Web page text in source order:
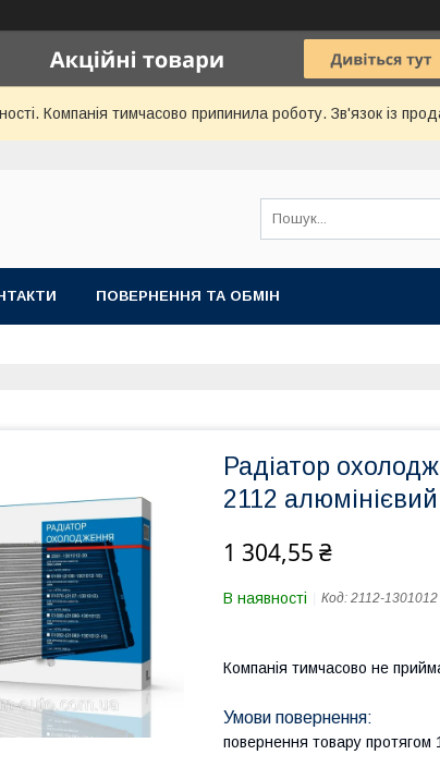
Компанія тимчасово припинила роботу. Зв'язок із
ПОВЕРНЕННЯ ТА ОБМІН
Радіатор
2112 алюмінієвий
1 304,55 ₴
В наявності Код: 2112-1301012
Компанія тимчасово не
повернення товару протягом